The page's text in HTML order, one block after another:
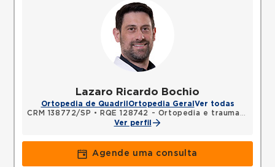
Lazaro Ricardo Bochio
Ortopedia de Quadril Ortopedia Geral Ver todas
CRM 138772/SP •
RQE 128742 - Ortopedia e traumatologia
Ver perfil
Agende uma consulta